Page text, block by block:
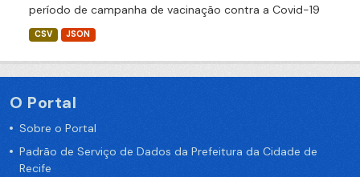
período de campanha de vacinação contra a Covid-19
CSV JSON
O Portal
Sobre o Portal
Padrão de Serviço de Dados da Prefeitura da Cidade de
Recife